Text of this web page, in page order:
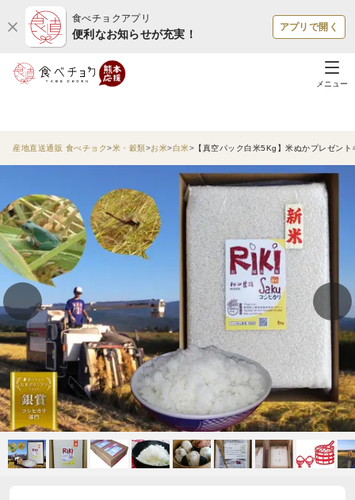
食べチョクアプリ
便利なお知らせが充実！
アプリで開く
メニュー
産地直送通販 食べチョク 米・穀類 お米 白米 【真空パック白米5Kg】米ぬかプレゼン